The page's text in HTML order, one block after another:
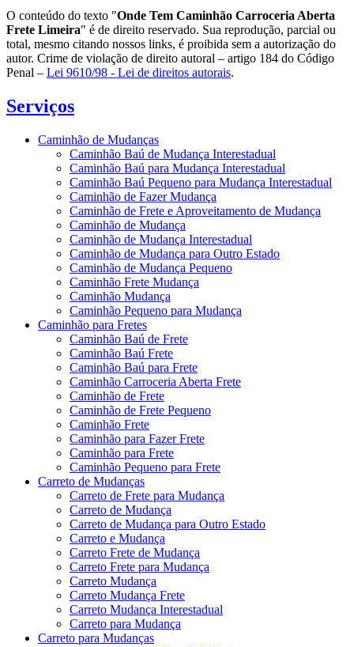
O conteúdo do texto "Onde Tem Caminhão Carroceria Aberta
Frete Limeira" é de direito reservado. Sua reprodução, parcial ou
total, mesmo citando nossos links, é proibida sem a autorização do
autor. Crime de violação de direito autoral – artigo 184 do Código
Penal – Lei 9610/98 - Lei de direitos autorais.
Serviços
Caminhão de Mudanças
Caminhão Baú de Mudança Interestadual
Caminhão Baú para Mudança Interestadual
Caminhão Baú Pequeno para Mudança Interestadual
Caminhão de Fazer Mudança
Caminhão de Frete e Aproveitamento de Mudança
Caminhão de Mudança
Caminhão de Mudança Interestadual
Caminhão de Mudança para Outro Estado
Caminhão de Mudança Pequeno
Caminhão Frete Mudança
Caminhão Mudança
Caminhão Pequeno para Mudança
Caminhão para Fretes
Caminhão Baú de Frete
Caminhão Baú Frete
Caminhão Baú para Frete
Caminhão Carroceria Aberta Frete
Caminhão de Frete
Caminhão de Frete Pequeno
Caminhão Frete
Caminhão para Fazer Frete
Caminhão para Frete
Caminhão Pequeno para Frete
Carreto de Mudanças
Carreto de Frete para Mudança
Carreto de Mudança
Carreto de Mudança para Outro Estado
Carreto e Mudança
Carreto Frete de Mudança
Carreto Frete para Mudança
Carreto Mudança
Carreto Mudança Frete
Carreto Mudança Interestadual
Carreto para Mudança
Carreto para Mudanças